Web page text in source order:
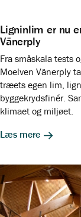
Ligninlim er nu
Vänerply
Fra småskala tests
Moelven Vänerply
træets egen lim,
byggekrydsfinér.
klimaet og miljøet.
Læs mere